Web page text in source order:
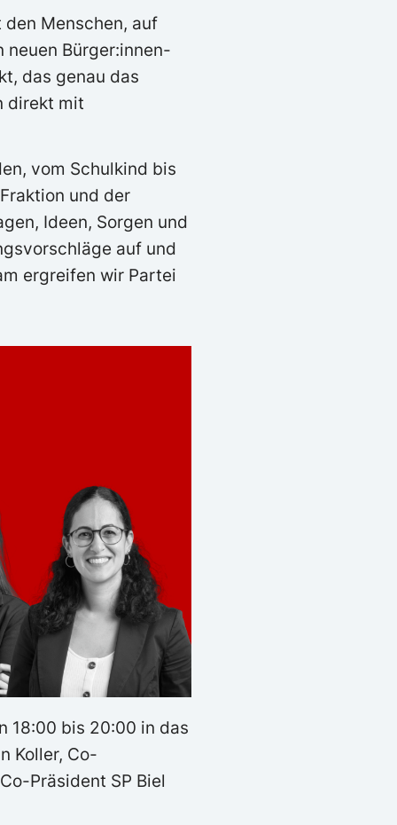
Menschen, auf
neuen Bürger:innen-
das genau das
direkt mit
vom Schulkind bis
und der
Ideen, Sorgen und
auf und
ergreifen wir Partei
18:00 bis 20:00 in das
Koller, Co-
Präsident SP Biel